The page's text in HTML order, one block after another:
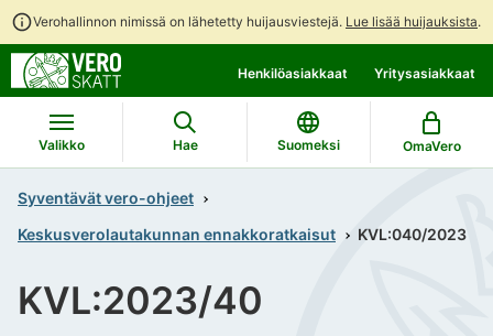
Verohallinnon nimissä on lähetetty huijausviestejä. Lue lisää huijauksista.
suoraan
sisältöön
koko
sivuston
hakuun
Henkilöasiakkaat Yritysasiakkaat
Valikko Hae Suomeksi OmaVero
Syventävät vero-ohjeet
Keskusverolautakunnan ennakkoratkaisut
KVL:040/2023
KVL:2023/40